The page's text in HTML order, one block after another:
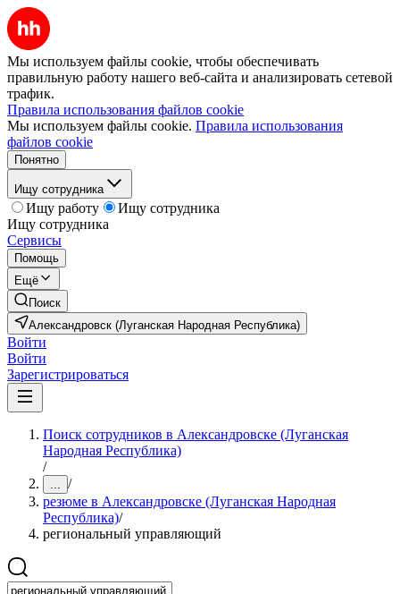
Мы используем файлы cookie, чтобы обеспечивать
правильную работу нашего веб-сайта и анализировать сетевой
трафик.
Правила использования файлов cookie
Мы используем файлы cookie. Правила использования
файлов cookie
Понятно
Ищу сотрудника
Ищу работу
Ищу сотрудника
Ищу сотрудника
Сервисы
Помощь
Ещё
Поиск
Александровск (Луганская Народная Республика)
Войти
Войти
Зарегистрироваться
Поиск сотрудников в Александровске (Луганская
Народная Республика)
/
... /
резюме в Александровске (Луганская Народная
Республика)/
региональный управляющий